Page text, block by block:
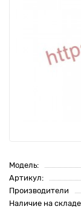
Модель:
Артикул:
Производители
Наличие на складе